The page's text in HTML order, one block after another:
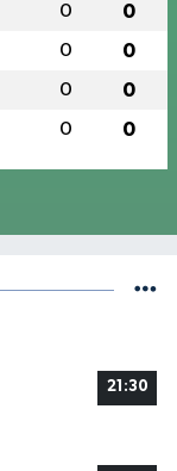
0 0
0 0
0 0
0 0
21:30